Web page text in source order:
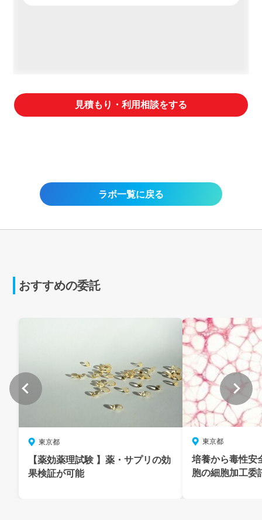
見積もり・利用相談をする
ラボ一覧に戻る
おすすめの委託
東京都
【薬効薬理試験 】薬・サプリの効
果検証が可能
東京都
培養から毒性安
胞の細胞加工委